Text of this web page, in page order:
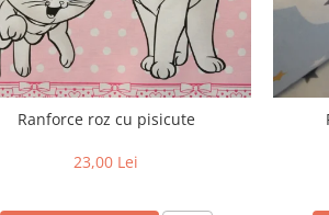
Ranforce roz cu pisicute
23,00 Lei